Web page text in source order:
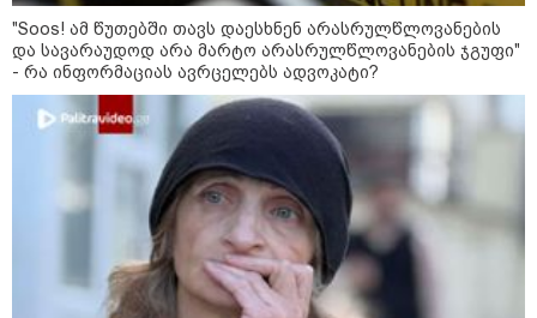
უკეთესი ცხოვრებისათვის" FIFA-ს 2026 წლის
მსოფლიო ჩემპიონატზე™
15:49 / 06-08-2026
"Soos! ამ წუთებში თავს დაესხნენ არასრულწლოვანების
და სავარაუდოდ არა მარტო არასრულწლოვანების ჯგუფი"
- რა ინფორმაციას ავრცელებს ადვოკატი?